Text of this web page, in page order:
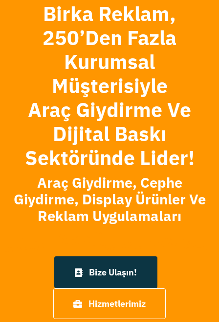
Birka Reklam,
250’den Fazla
Kurumsal
Müşterisiyle
Araç Giydirme Ve
Dijital Baskı
Sektöründe Lider!
Araç Giydirme, Cephe
Giydirme, Display Ürünler Ve
Reklam Uygulamaları
Bize Ulaşın!
Hizmetlerimiz